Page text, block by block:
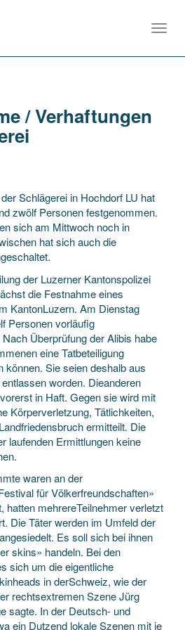
/ Verhaftungen
Schlägerei in Hochdorf LU hat
zwölf Personen festgenommen.
sich am Mittwoch noch in
hat sich auch die
der Luzerner Kantonspolizei
die Festnahme eines
KantonLuzern. Am Dienstag
Personen vorläufig
Überprüfung der Alibis habe
eine Tatbeteiligung
können. Sie seien deshalb aus
worden. Dieanderen
in Haft. Gegen sie wird mit
Körperverletzung, Tätlichkeiten,
ermitteilt. Die
laufenden Ermittlungen keine
waren an der
für Völkerfreundschaften»
hatten mehrereTeilnehmer verletzt
Die Täter werden im Umfeld der
Es soll sich bei ihnen
skins» handeln. Bei den
sich um die eigentliche
in derSchweiz, wie der
rechtsextremen Szene Jürg
sagte. In der Deutsch- und
ein Dutzend lokale Szenen mit je